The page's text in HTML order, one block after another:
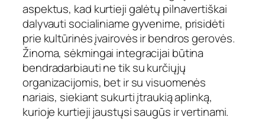
aspektus, kad kurtieji galėtų pilnavertiškai
dalyvauti socialiniame gyvenime, prisidėti
prie kultūrinės įvairovės ir bendros gerovės.
Žinoma, sėkmingai integracijai būtina
bendradarbiauti ne tik su kurčiųjų
organizacijomis, bet ir su visuomenės
nariais, siekiant sukurti įtraukią aplinką,
kurioje kurtieji jaustųsi saugūs ir vertinami.